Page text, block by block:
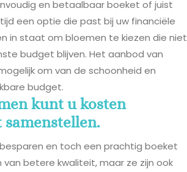
en betaalbaar boeket of juist
een optie die past bij uw financiële
in staat om bloemen te kiezen die niet
budget blijven. Het aanbod van
om van de schoonheid en
budget.
kunt u kosten
en toch een prachtig boeket
betere kwaliteit, maar ze zijn ook